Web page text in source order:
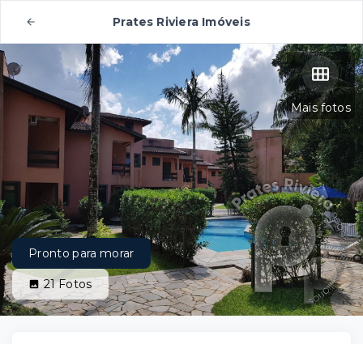
Prates Riviera Imóveis
Mais fotos
Pronto para morar
21Fotos